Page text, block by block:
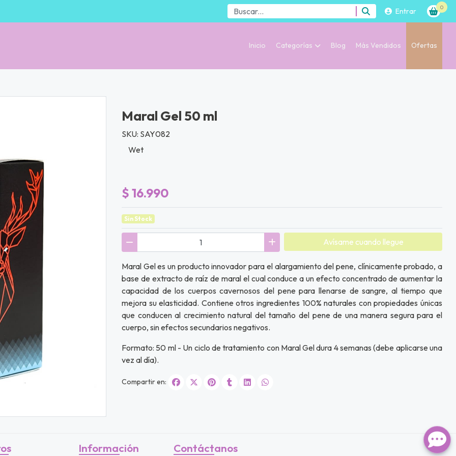
Entrar 0
Inicio Categorías Blog Más Vendidos Ofertas
Maral Gel 50 ml
SKU: SAY082
Wet
$ 16.990
Sin Stock
Avísame cuando llegue
Maral Gel es un producto innovador para el alargamiento del pene, clínicamente probado, a
base de extracto de raíz de maral el cual conduce a un efecto concentrado de aumentar la
capacidad de los cuerpos cavernosos del pene para llenarse de sangre, al tiempo que
mejora su elasticidad. Contiene otros ingredientes 100% naturales con propiedades únicas
que conducen al crecimiento natural del tamaño del pene de una manera segura para el
cuerpo, sin efectos secundarios negativos.
Formato: 50 ml - Un ciclo de tratamiento con Maral Gel dura 4 semanas (debe aplicarse una
vez al día).
Compartir en:
Información Contáctanos